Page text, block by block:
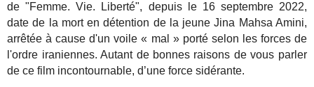
de "Femme. Vie. Liberté", depuis le 16 septembre 2022,
date de la mort en détention de la jeune Jina Mahsa Amini,
arrêtée à cause d'un voile « mal » porté selon les forces de
l'ordre iraniennes. Autant de bonnes raisons de vous parler
de ce film incontournable, d’une force sidérante.